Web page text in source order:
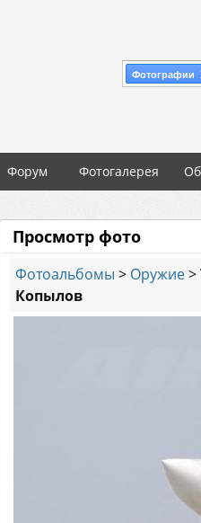
Фотографии
Форум Фотогалерея
Просмотр фото
Фотоальбомы > Оружие>
Копылов